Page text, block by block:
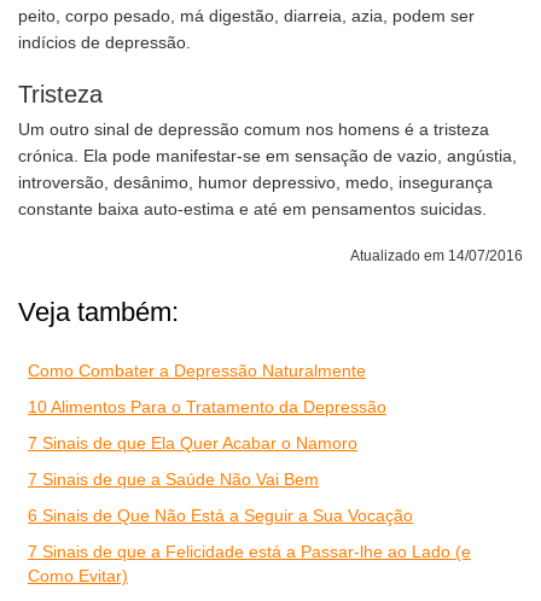
peito, corpo pesado, má digestão, diarreia, azia, podem ser
indícios de depressão.
Tristeza
Um outro sinal de depressão comum nos homens é a tristeza
crónica. Ela pode manifestar-se em sensação de vazio, angústia,
introversão, desânimo, humor depressivo, medo, insegurança
constante baixa auto-estima e até em pensamentos suicidas.
Atualizado em 14/07/2016
Veja também:
Como Combater a Depressão Naturalmente
10 Alimentos Para o Tratamento da Depressão
7 Sinais de que Ela Quer Acabar o Namoro
7 Sinais de que a Saúde Não Vai Bem
6 Sinais de Que Não Está a Seguir a Sua Vocação
7 Sinais de que a Felicidade está a Passar-lhe ao Lado (e
Como Evitar)